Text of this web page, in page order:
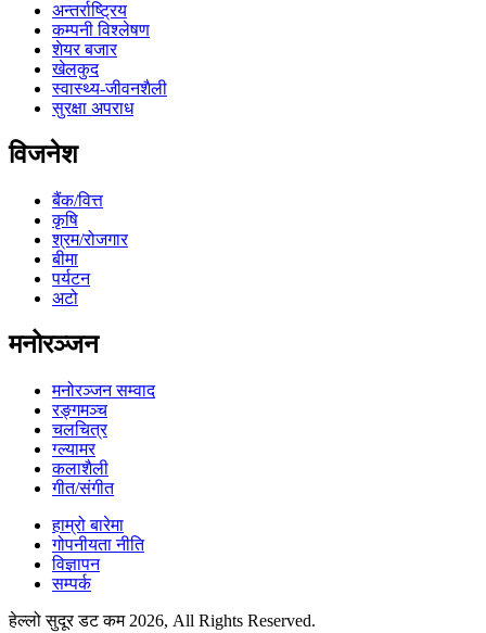
अन्तर्राष्ट्रिय
कम्पनी विश्लेषण
शेयर बजार
खेलकुद
स्वास्थ्य-जीवनशैली
सुरक्षा अपराध
विजनेश
बैंक/वित्त
कृषि
श्रम/रोजगार
बीमा
पर्यटन
अटो
मनोरञ्जन
मनोरञ्जन सम्वाद
रङ्गमञ्च
चलचित्र
ग्ल्यामर
कलाशैली
गीत/संगीत
हाम्रो बारेमा
गोपनीयता नीति
विज्ञापन
सम्पर्क
हेल्लो सुदूर डट कम 2026, All Rights Reserved.